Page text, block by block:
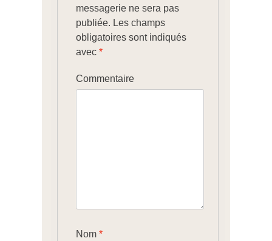
messagerie ne sera pas
publiée. Les champs
obligatoires sont indiqués
avec *
Commentaire
Nom *